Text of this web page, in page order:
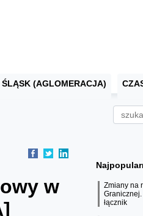
ŚLĄSK (AGLOMERACJA)
w
Zmiany na
łącznik